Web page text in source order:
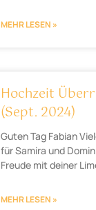
MEHR LESEN »
Hochzeit
(Sept. 2024)
Guten Tag Fabian
für Samira und
Freude mit deiner
MEHR LESEN »